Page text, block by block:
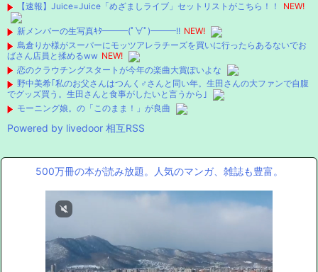
検索
【速報】Juice=Juice「めざましライブ」セットリストがこちら！！
NEW!
新メンバーの生写真ｷﾀ━━━(ﾟ∀ﾟ)━━━!! NEW!
島倉りか様がスーパーにモッツアレラチーズを買いに行ったらあるないでお
ばさん店員と揉めるww NEW!
恋のクラウチングスタートが今年の楽曲大賞ぽいよな
野中美希｢私のお父さんはつんく♂さんと同い年。生田さんの大ファンで自腹
でグッズ買う。生田さんと食事がしたいと言うから｣
モーニング娘。の「このまま！」が良曲
Powered by livedoor 相互RSS
500万冊の本が読み放題。人気のマンガ、雑誌も豊富。